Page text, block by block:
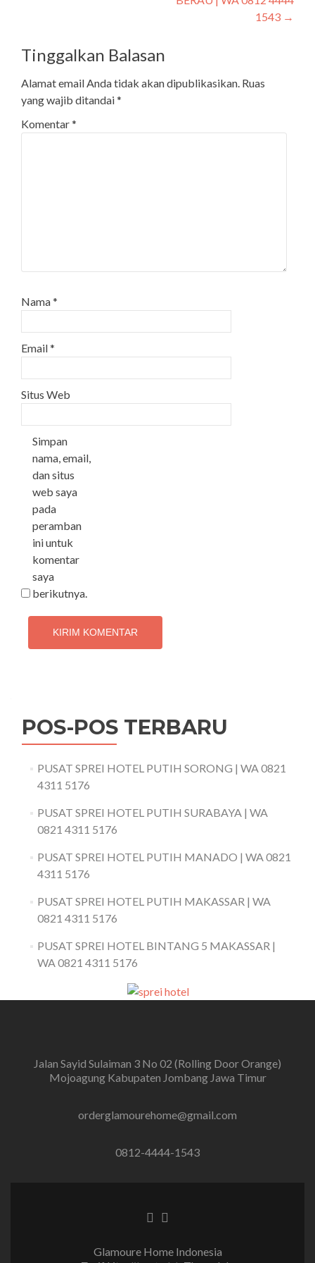
1543 →
Tinggalkan Balasan
Alamat email Anda tidak akan dipublikasikan. Ruas
yang wajib ditandai*
Komentar*
Nama*
Email*
Situs Web
Simpan
nama, email,
dan situs
web saya
pada
peramban
ini untuk
komentar
saya
berikutnya.
POS-POS TERBARU
PUSAT SPREI HOTEL PUTIH SORONG | WA 0821
4311 5176
PUSAT SPREI HOTEL PUTIH SURABAYA | WA
0821 4311 5176
PUSAT SPREI HOTEL PUTIH MANADO | WA 0821
4311 5176
PUSAT SPREI HOTEL PUTIH MAKASSAR | WA
0821 4311 5176
PUSAT SPREI HOTEL BINTANG 5 MAKASSAR |
WA 0821 4311 5176
Jalan Sayid Sulaiman 3 No 02 (Rolling Door Orange)
Mojoagung Kabupaten Jombang Jawa Timur
orderglamourehome@gmail.com
0812-4444-1543
Tautan Facebook
Tautan Instagram
Glamoure Home Indonesia